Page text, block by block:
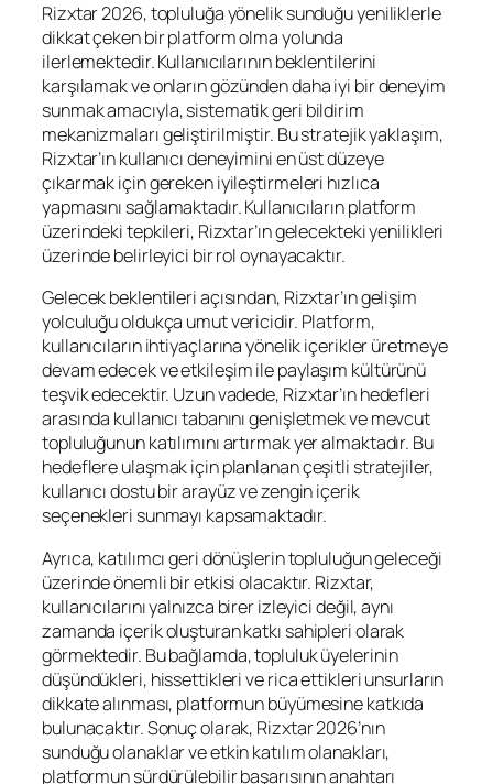
Rizxtar 2026, topluluğa yönelik sunduğu yeniliklerle
dikkat çeken bir platform olma yolunda
ilerlemektedir. Kullanıcılarının beklentilerini
karşılamak ve onların gözünden daha iyi bir deneyim
sunmak amacıyla, sistematik geri bildirim
mekanizmaları geliştirilmiştir. Bu stratejik yaklaşım,
Rizxtar’ın kullanıcı deneyimini en üst düzeye
çıkarmak için gereken iyileştirmeleri hızlıca
yapmasını sağlamaktadır. Kullanıcıların platform
üzerindeki tepkileri, Rizxtar’ın gelecekteki yenilikleri
üzerinde belirleyici bir rol oynayacaktır.
Gelecek beklentileri açısından, Rizxtar’ın gelişim
yolculuğu oldukça umut vericidir. Platform,
kullanıcıların ihtiyaçlarına yönelik içerikler üretmeye
devam edecek ve etkileşim ile paylaşım kültürünü
teşvik edecektir. Uzun vadede, Rizxtar’ın hedefleri
arasında kullanıcı tabanını genişletmek ve mevcut
topluluğunun katılımını artırmak yer almaktadır. Bu
hedeflere ulaşmak için planlanan çeşitli stratejiler,
kullanıcı dostu bir arayüz ve zengin içerik
seçenekleri sunmayı kapsamaktadır.
Ayrıca, katılımcı geri dönüşlerin topluluğun geleceği
üzerinde önemli bir etkisi olacaktır. Rizxtar,
kullanıcılarını yalnızca birer izleyici değil, aynı
zamanda içerik oluşturan katkı sahipleri olarak
görmektedir. Bu bağlamda, topluluk üyelerinin
düşündükleri, hissettikleri ve rica ettikleri unsurların
dikkate alınması, platformun büyümesine katkıda
bulunacaktır. Sonuç olarak, Rizxtar 2026’nın
sunduğu olanaklar ve etkin katılım olanakları,
platformun sürdürülebilir başarısının anahtarı